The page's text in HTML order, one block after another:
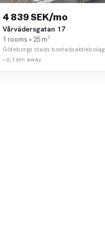
4 839 SEK/mo
Vårvädersgatan 17
1 rooms • 25 m²
Göteborgs stads bostadsaktiebolag
~6,1 km away